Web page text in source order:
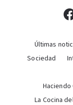
Últimas
Sociedad
Haciendo
La Cocina